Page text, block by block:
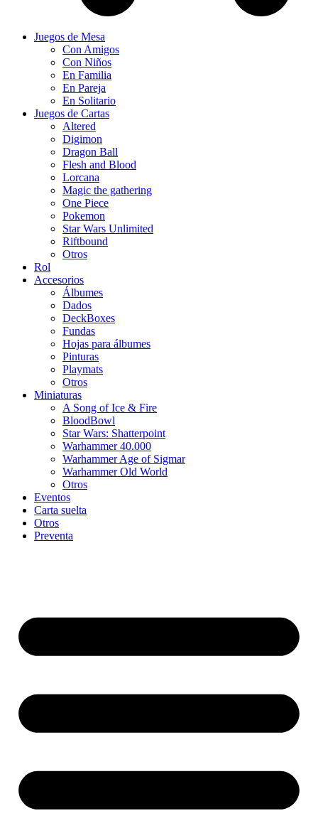
Juegos de Mesa
Con Amigos
Con Niños
En Familia
En Pareja
En Solitario
Juegos de Cartas
Altered
Digimon
Dragon Ball
Flesh and Blood
Lorcana
Magic the gathering
One Piece
Pokemon
Star Wars Unlimited
Riftbound
Otros
Rol
Accesorios
Álbumes
Dados
DeckBoxes
Fundas
Hojas para álbumes
Pinturas
Playmats
Otros
Miniaturas
A Song of Ice & Fire
BloodBowl
Star Wars: Shatterpoint
Warhammer 40.000
Warhammer Age of Sigmar
Warhammer Old World
Otros
Eventos
Carta suelta
Otros
Preventa